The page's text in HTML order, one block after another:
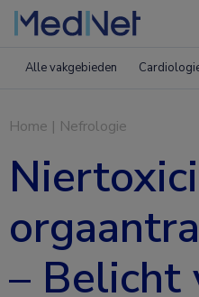
Alle vakgebieden
Home | Nefrologie
– Belicht